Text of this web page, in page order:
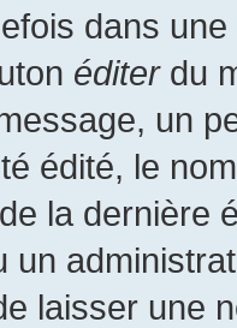
dans
éditerdu
un
édité, le
la dernière
un
laisser une